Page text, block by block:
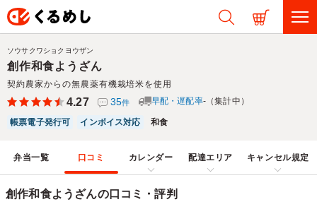
創作和食ようざん
契約農家からの無農薬有機栽培米を使用
ソウサクワショクヨウザン
4.27 35件 早配・遅配率-（集計中）
帳票電子発行可 インボイス対応 和食
弁当一覧 口コミ カレンダー 配達エリア キャンセル規定
創作和食ようざんの口コミ・評判